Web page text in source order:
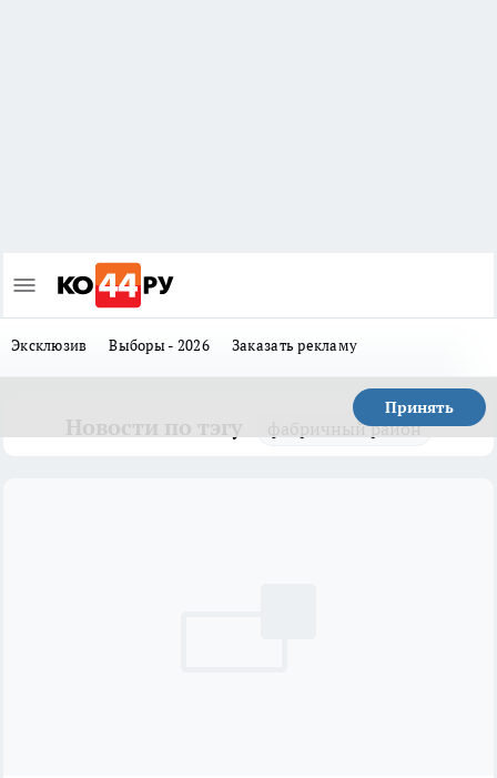
Эксклюзив Выборы - 2026 Заказать рекламу
Принять
фабричный район